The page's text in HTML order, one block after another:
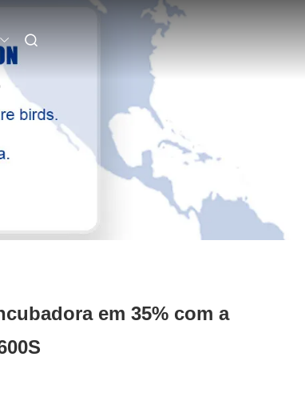
em 35% com a